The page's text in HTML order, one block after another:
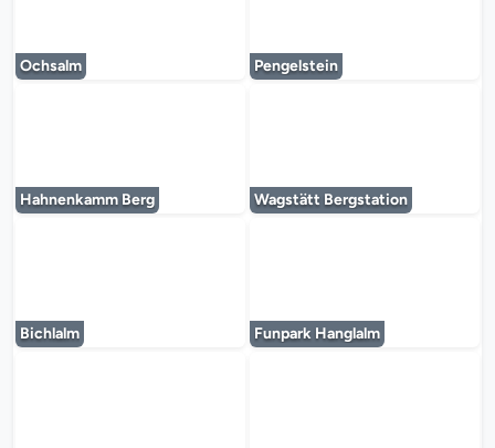
Ochsalm Pengelstein
Hahnenkamm Berg Wagstätt Bergstation
Bichlalm Funpark Hanglalm